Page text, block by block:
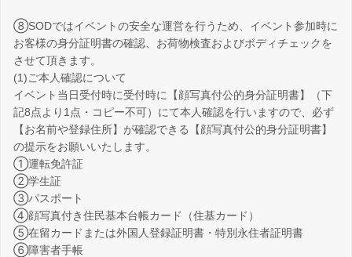
⑧SODではイベントの安全な運営を行うため、イベント参加時に
お客様の身分証明書の確認、お荷物検査およびボディチェックを
させて頂きます。
(1)ご本人確認について
イベント当日受付時に受付時に【顔写真付公的身分証明書】（下
記8点より1点・コピー不可）にて本人確認を行いますので、必ず
【お名前や登録住所】が確認できる【顔写真付公的身分証明書】
の提示をお願いいたします。
①運転免許証
②学生証
③パスポート
④顔写真付き住民基本台帳カード（住基カード）
⑤在留カードまたは外国人登録証明書・特別永住者証明書
⑥障害者手帳